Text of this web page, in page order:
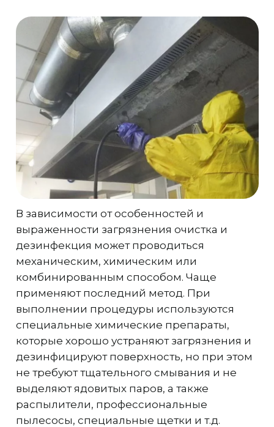
В зависимости от особенностей и
выраженности загрязнения очистка и
дезинфекция может проводиться
механическим, химическим или
комбинированным способом. Чаще
применяют последний метод. При
выполнении процедуры используются
специальные химические препараты,
которые хорошо устраняют загрязнения и
дезинфицируют поверхность, но при этом
не требуют тщательного смывания и не
выделяют ядовитых паров, а также
распылители, профессиональные
пылесосы, специальные щетки и т.д.